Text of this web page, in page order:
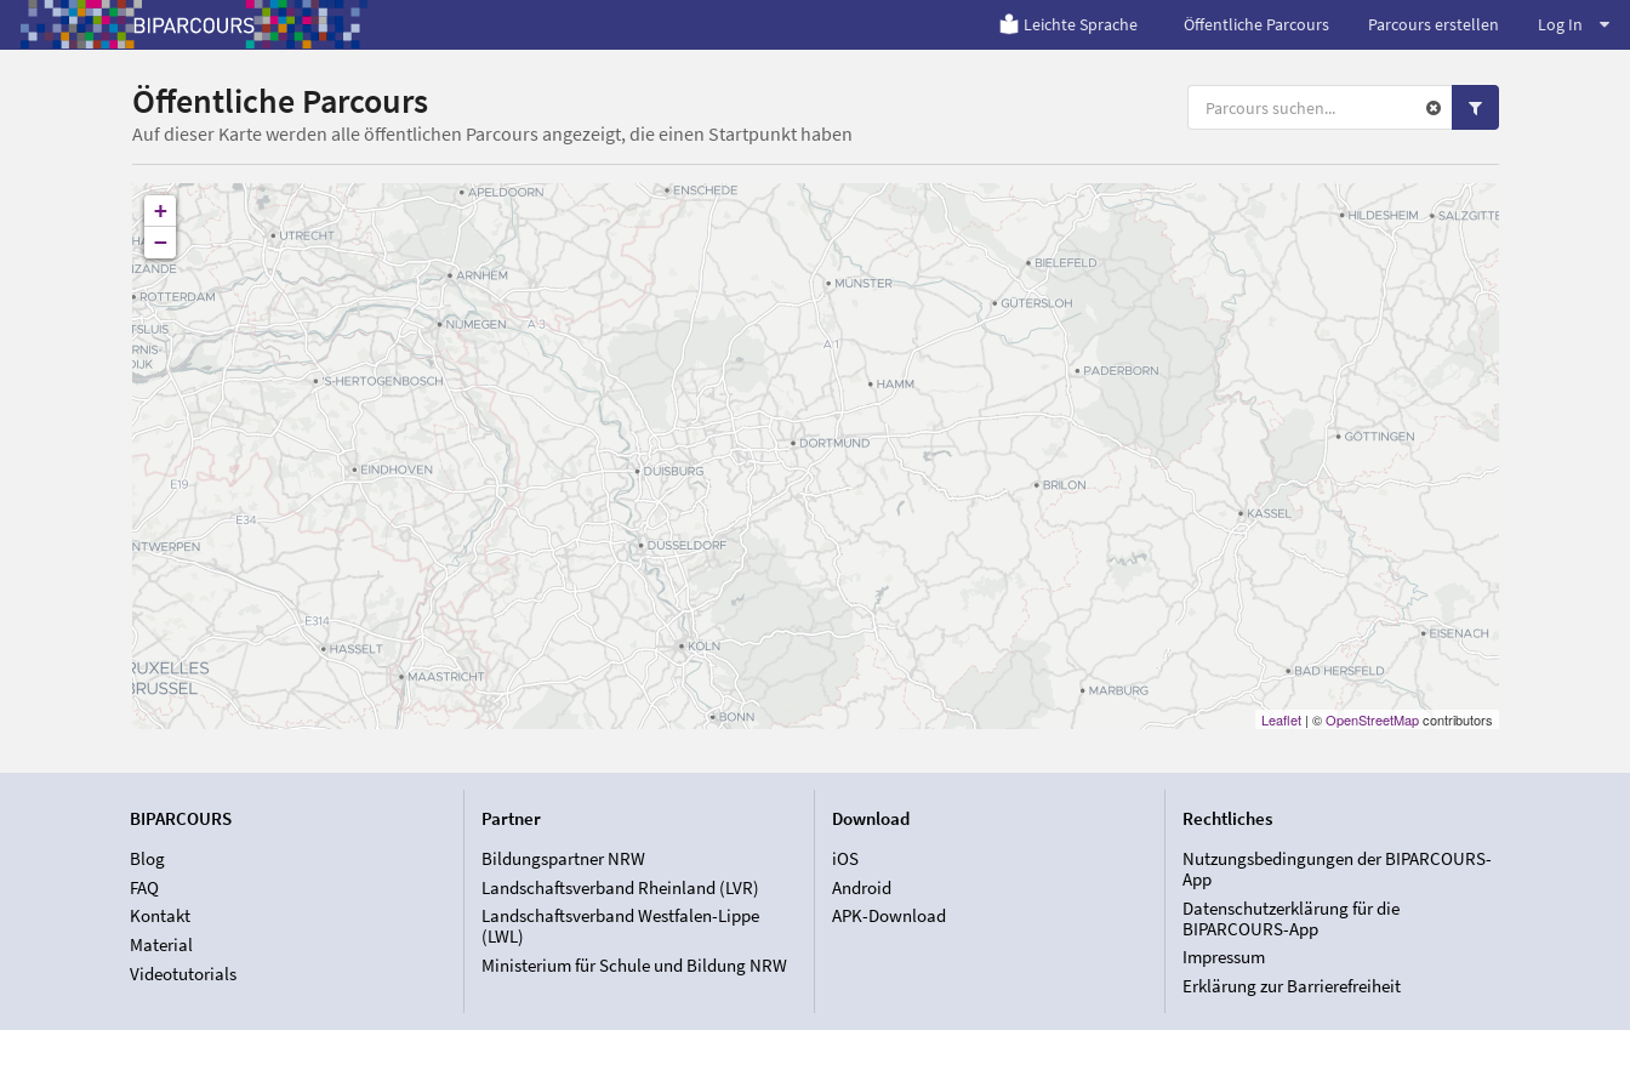
Leichte Sprache Öffentliche Parcours Parcours erstellen Log In
Öffentliche Parcours
Auf dieser Karte werden alle öffentlichen Parcours angezeigt, die einen Startpunkt haben
+
−
Leaflet| ©OpenStreetMapcontributors
BIPARCOURS
Blog
FAQ
Kontakt
Material
Videotutorials
Partner
Bildungspartner NRW
Landschaftsverband Rheinland (LVR)
Landschaftsverband Westfalen-Lippe
(LWL)
Ministerium für Schule und Bildung NRW
Download
iOS
Android
APK-Download
Rechtliches
Nutzungsbedingungen der BIPARCOURS-
App
Datenschutzerklärung für die
BIPARCOURS-App
Impressum
Erklärung zur Barrierefreiheit